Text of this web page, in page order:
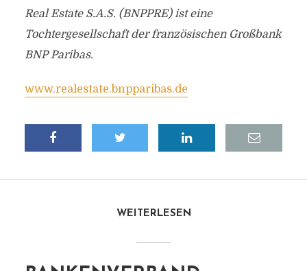
Real Estate S.A.S. (BNPPRE) ist eine
Tochtergesellschaft der französischen Großbank
BNP Paribas.
www.realestate.bnpparibas.de
WEITERLESEN